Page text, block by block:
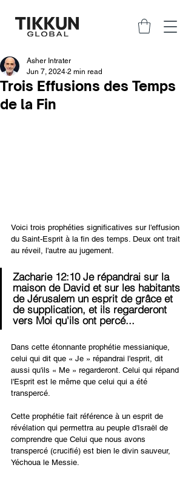
Trois Effusions des Temps
de la Fin
Asher Intrater
Jun 7, 2024 2 min read
Voici trois prophéties significatives sur l'effusion
du Saint-Esprit à la fin des temps. Deux ont trait
au réveil, l'autre au jugement.
Zacharie 12:10 Je répandrai sur la
maison de David et sur les habitants
de Jérusalem un esprit de grâce et
de supplication, et ils regarderont
vers Moi qu'ils ont percé...
Dans cette étonnante prophétie messianique,
celui qui dit que « Je » répandrai l'esprit, dit
aussi qu'ils « Me » regarderont. Celui qui répand
l'Esprit est le même que celui qui a été
transpercé.
Cette prophétie fait référence à un esprit de
révélation qui permettra au peuple d'Israël de
comprendre que Celui que nous avons
transpercé (crucifié) est bien le divin sauveur,
Yéchoua le Messie.